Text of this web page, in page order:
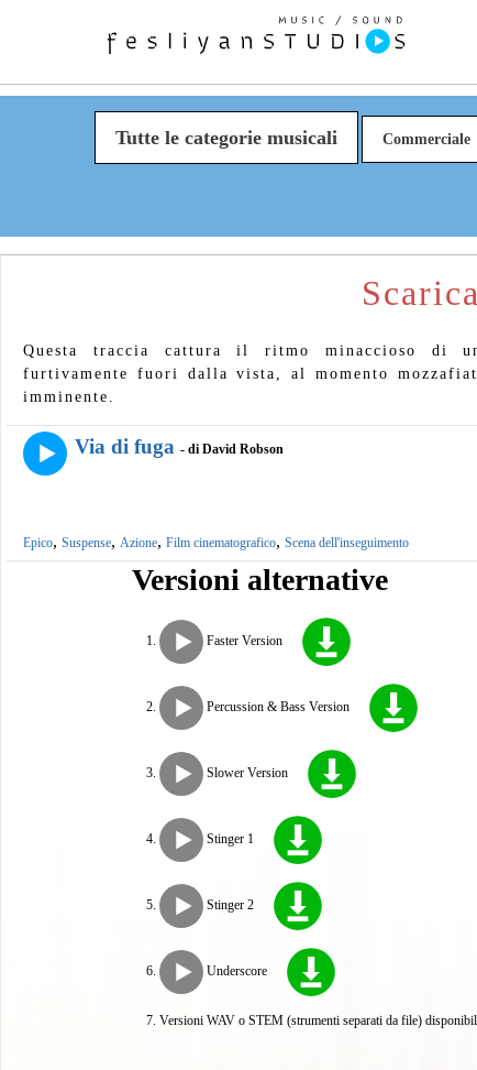
Tutte le categorie musicali Commerciale
Questa traccia cattura il ritmo minaccioso di
furtivamente fuori dalla vista, al momento
imminente.
Via di fuga - di David Robson
Epico, Suspense, Azione, Film cinematografico, Scena dell'inseguimento
Versioni alternative
Faster Version
Percussion & Bass Version
Slower Version
Stinger 1
Stinger 2
Underscore
Versioni WAV o STEM (strumenti separati da file)